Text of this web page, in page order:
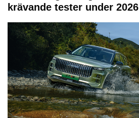
krävande tester under 2026